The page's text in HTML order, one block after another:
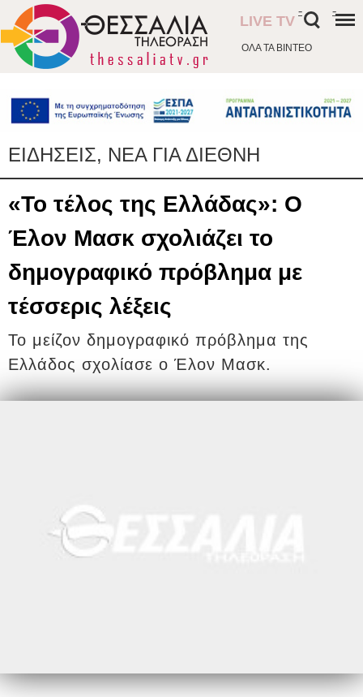
ΟΛΑ ΤΑ ΒΙΝΤΕΟ
LIVE TV
- -
ΕΙΔΗΣΕΙΣ, ΝΕΑ ΓΙΑ ΔΙΕΘΝΗ
«Το τέλος της Ελλάδας»: Ο
Έλον Μασκ σχολιάζει το
δημογραφικό πρόβλημα με
τέσσερις λέξεις
Το μείζον δημογραφικό πρόβλημα της
Ελλάδος σχολίασε ο Έλον Μασκ.